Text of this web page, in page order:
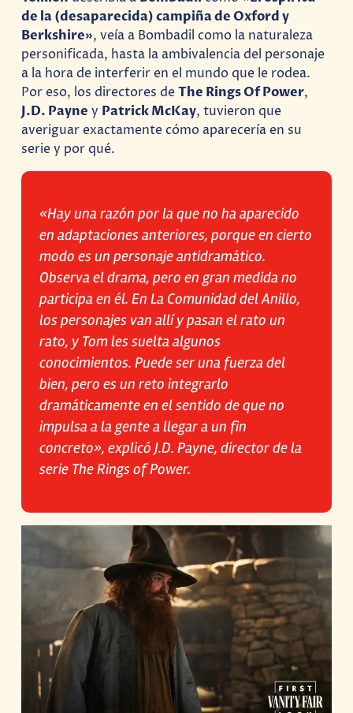
de la (desaparecida) campiña de Oxford y
Berkshire», veía a Bombadil como la naturaleza
personificada, hasta la ambivalencia del personaje
a la hora de interferir en el mundo que le rodea.
Por eso, los directores deThe Rings Of Power,
J.D. Payne y Patrick McKay, tuvieron que
averiguar exactamente cómo aparecería en su
serie y por qué.
«Hay una razón por la que no ha aparecido
en adaptaciones anteriores, porque en cierto
modo es un personaje antidramático.
Observa el drama, pero en gran medida no
participa en él. En La Comunidad del Anillo,
los personajes van allí y pasan el rato un
rato, y Tom les suelta algunos
conocimientos. Puede ser una fuerza del
bien, pero es un reto integrarlo
dramáticamente en el sentido de que no
impulsa a la gente a llegar a un fin
concreto», explicó J.D. Payne, director de la
serie The Rings of Power.